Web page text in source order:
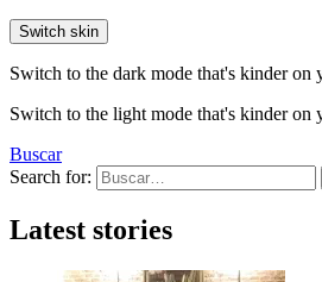
Switch skin
Switch to the dark mode that's kinder on
Switch to the light mode that's kinder on
Buscar
Search for:
Latest stories